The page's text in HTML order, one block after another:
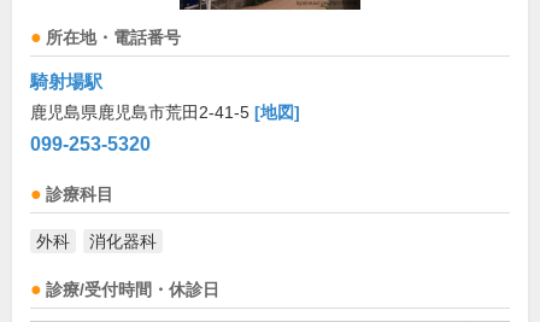
所在地・電話番号
騎射場駅
鹿児島県鹿児島市荒田2-41-5 [地図]
099-253-5320
診療科目
外科 消化器科
診療/受付時間・休診日